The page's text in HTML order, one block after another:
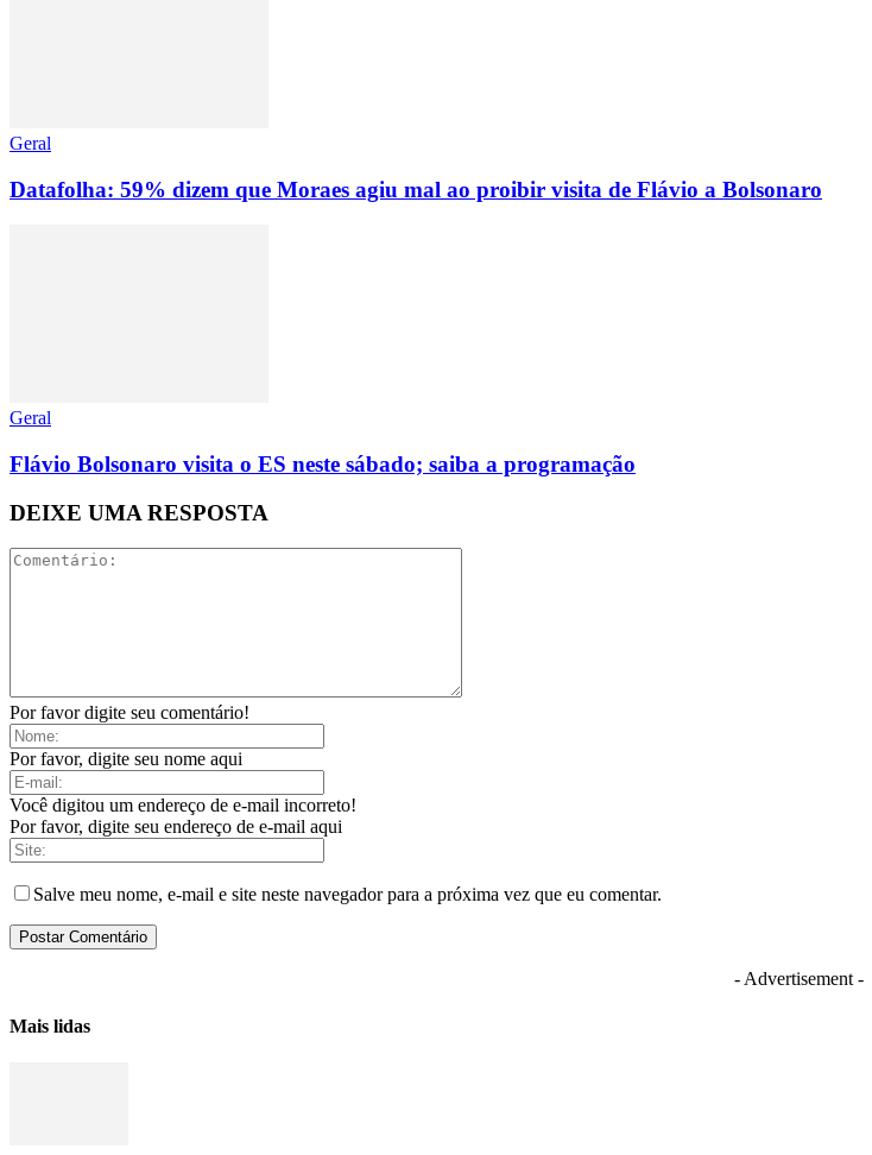
Geral
Datafolha: 59% dizem que Moraes agiu mal ao proibir visita de Flávio a Bolsonaro
Geral
Flávio Bolsonaro visita o ES neste sábado; saiba a programação
DEIXE UMA RESPOSTA
Por favor digite seu comentário!
Por favor, digite seu nome aqui
Você digitou um endereço de e-mail incorreto!
Por favor, digite seu endereço de e-mail aqui
Salve meu nome, e-mail e site neste navegador para a próxima vez que eu comentar.
- Advertisement -
Mais lidas